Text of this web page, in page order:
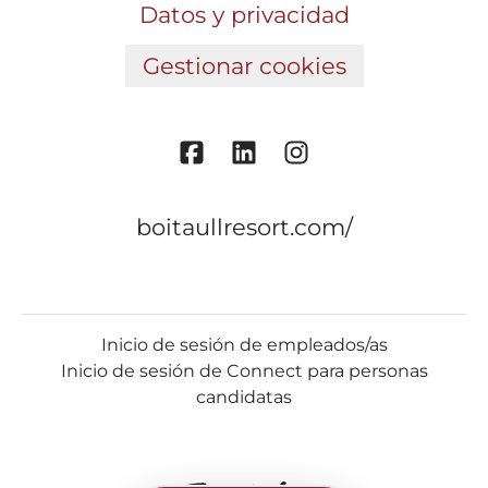
Datos y privacidad
Gestionar cookies
boitaullresort.com/
Inicio de sesión de empleados/as
Inicio de sesión de Connect para personas
candidatas